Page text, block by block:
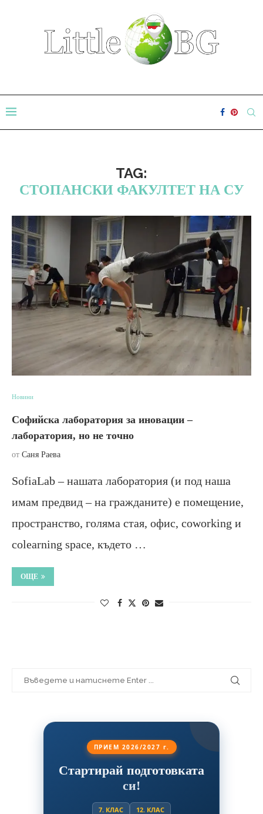
TAG:
СТОПАНСКИ ФАКУЛТЕТ НА СУ
Новини
Софийска лаборатория за иновации –
лаборатория, но не точно
от Саня Раева
SofiaLab – нашата лаборатория (и под наша
имам предвид – на гражданите) е помещение,
пространство, голяма стая, офис, coworking и
colearning space, където …
ОЩЕ
ПРИЕМ 2026/2027 г.
Стартирай подготовката
си!
7. КЛАС 12. КЛАС